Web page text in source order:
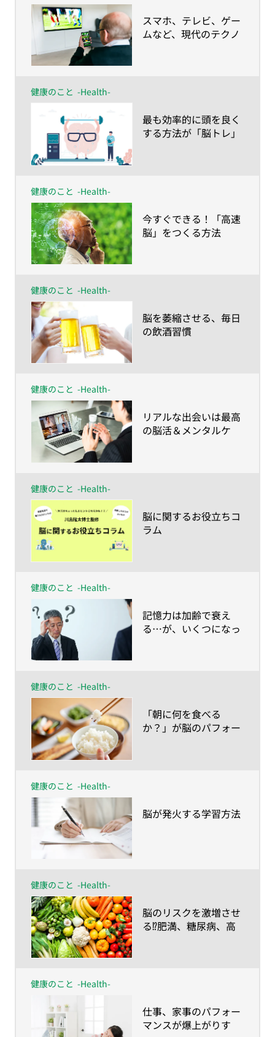
​スマホ、テレビ、ゲー
ムなど、現代のテクノ
健康のこと -Health-
​最も効率的に頭を良く
する方法が「脳トレ」
健康のこと -Health-
​今すぐできる！「高速
脳」をつくる方法
健康のこと -Health-
​脳を萎縮させる、毎日
の飲酒習慣
健康のこと -Health-
​リアルな出会いは最高
の脳活＆メンタルケ
健康のこと -Health-
​脳に関するお役立ちコ
ラム
健康のこと -Health-
​記憶力は加齢で衰え
る…が、いくつになっ
健康のこと -Health-
​「朝に何を食べる
か？」が脳のパフォー
健康のこと -Health-
​脳が発火する学習方法
健康のこと -Health-
​脳のリスクを激増させ
る⁉肥満、糖尿病、高
健康のこと -Health-
​仕事、家事のパフォー
マンスが爆上がりす